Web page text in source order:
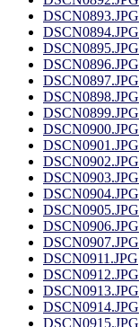
DSCN0893.JPG
DSCN0894.JPG
DSCN0895.JPG
DSCN0896.JPG
DSCN0897.JPG
DSCN0898.JPG
DSCN0899.JPG
DSCN0900.JPG
DSCN0901.JPG
DSCN0902.JPG
DSCN0903.JPG
DSCN0904.JPG
DSCN0905.JPG
DSCN0906.JPG
DSCN0907.JPG
DSCN0911.JPG
DSCN0912.JPG
DSCN0913.JPG
DSCN0914.JPG
DSCN0915.JPG